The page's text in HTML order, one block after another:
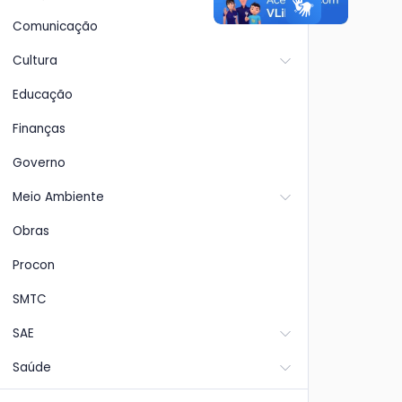
Comunicação
Cultura
Educação
Finanças
Governo
Meio Ambiente
Obras
Procon
SMTC
SAE
Saúde